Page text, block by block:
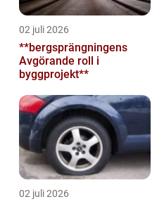
02 juli 2026
**bergsprängningens
Avgörande roll i
byggprojekt**
02 juli 2026